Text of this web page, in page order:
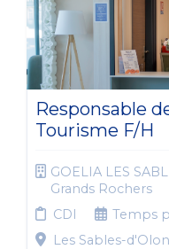
Responsable
Tourisme F/H
GOELIA LES
Grands Rochers
CDI
Temps
Les Sables-